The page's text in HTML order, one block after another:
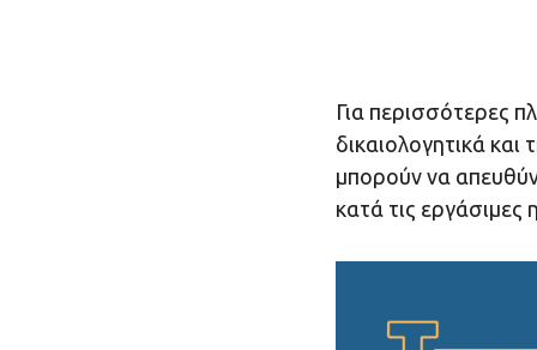
Για περισσότερες
δικαιολογητικά και
μπορούν να
κατά τις εργάσιμες